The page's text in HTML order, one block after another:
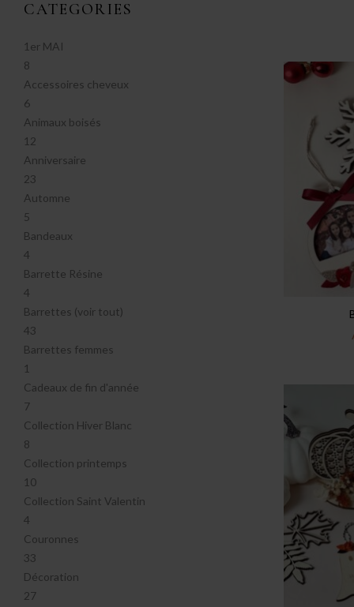
CATEGORIES
1er MAI
8
Accessoires cheveux
6
Animaux boisés
12
Anniversaire
23
Automne
5
Bandeaux
4
Barrette Résine
4
Barrettes (voir tout)
43
Barrettes femmes
1
Cadeaux de fin d'année
7
Collection Hiver Blanc
8
Collection printemps
10
Collection Saint Valentin
4
Couronnes
33
Décoration
27